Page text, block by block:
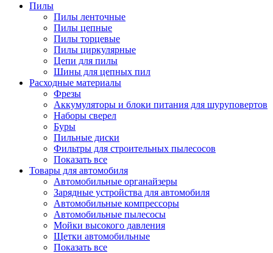
Пилы
Пилы ленточные
Пилы цепные
Пилы торцевые
Пилы циркулярные
Цепи для пилы
Шины для цепных пил
Расходные материалы
Фрезы
Аккумуляторы и блоки питания для шуруповертов
Наборы сверел
Буры
Пильные диски
Фильтры для строительных пылесосов
Показать все
Товары для автомобиля
Автомобильные органайзеры
Зарядные устройства для автомобиля
Автомобильные компрессоры
Автомобильные пылесосы
Мойки высокого давления
Щетки автомобильные
Показать все